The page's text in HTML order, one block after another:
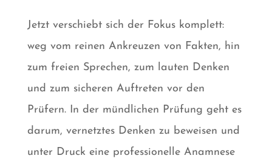
Jetzt verschiebt sich der Fokus komplett:
weg vom reinen Ankreuzen von Fakten, hin
zum freien Sprechen, zum lauten Denken
und zum sicheren Auftreten vor den
Prüfern. In der mündlichen Prüfung geht es
darum, vernetztes Denken zu beweisen und
unter Druck eine professionelle Anamnese